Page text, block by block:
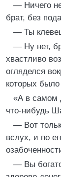
— Ничего
брат, без
— Ты
— Ну нет,
хвастливо
огляделся
которых
«А в самом
что-нибудь
— Вот
вслух, и по
— Вы